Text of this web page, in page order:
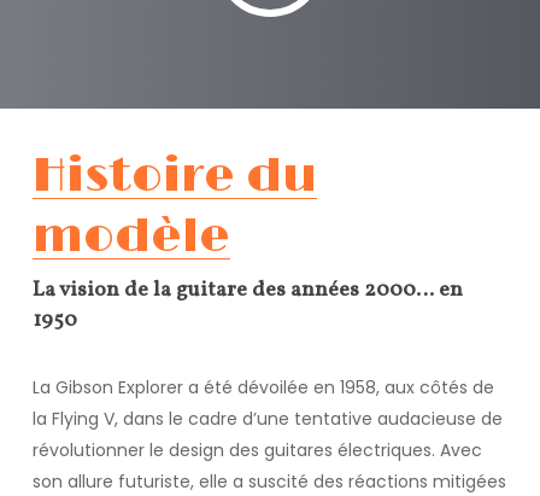
Histoire du
modèle
La vision de la guitare des années 2000… en
1950
La Gibson Explorer a été dévoilée en 1958, aux côtés de
la Flying V, dans le cadre d’une tentative audacieuse de
révolutionner le design des guitares électriques. Avec
son allure futuriste, elle a suscité des réactions mitigées